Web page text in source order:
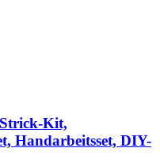
Kit,
Handarbeitsset, DIY-